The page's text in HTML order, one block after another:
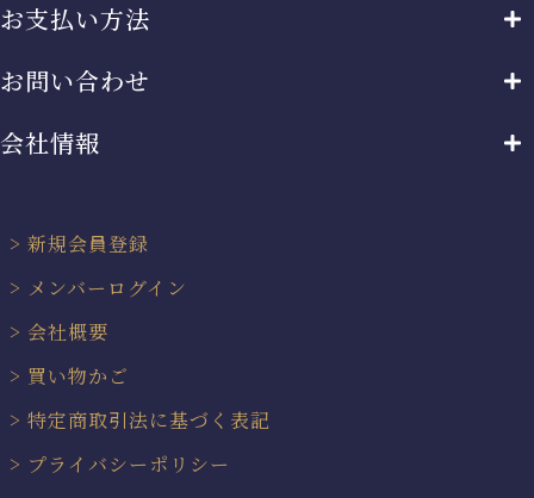
お支払い方法
お問い合わせ
会社情報
新規会員登録
メンバーログイン
会社概要
買い物かご
特定商取引法に基づく表記
プライバシーポリシー